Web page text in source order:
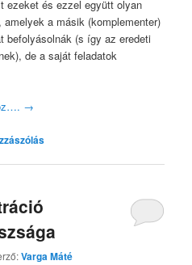
ezeket és ezzel együtt olyan
a másik (komplementer)
befolyásolnák (s így az eredeti
de a saját feladatok
→
Varga Máté